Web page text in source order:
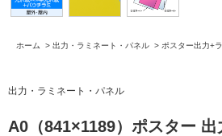
ホーム > 出力・ラミネート・パネル > ポスター出力+
出力・ラミネート・パネル
A0（841×1189）ポスター